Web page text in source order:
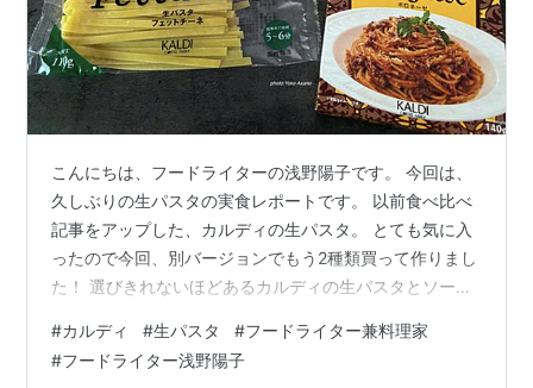
こんにちは、フードライターの浅野陽子です。 今回は、
久しぶりの生パスタの実食レポートです。 以前食べ比べ
記事をアップした、カルディの生パスタ。 とても気に入
ったので今回、別バージョンでもう2種類買って作りまし
た！ 選びきれないほどあるカルディの生パスタとソース
もち麦入りスパゲッティ」 カルディ「生パスタ フェット
チーネ」 ソース カルディ「トマトガーリック」 カルデ
#カルディ #生パスタ #フードライター兼料理家
#フードライター浅野陽子